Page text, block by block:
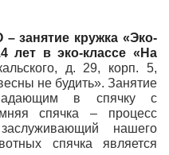
занятие кружка «Эко-
лет в эко-классе «На
д. 29, корп. 5,
не будить». Занятие
в спячку с
спячка – процесс
нашего
спячка является